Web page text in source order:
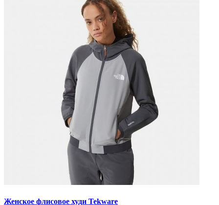
Женское флисовое худи Tekware